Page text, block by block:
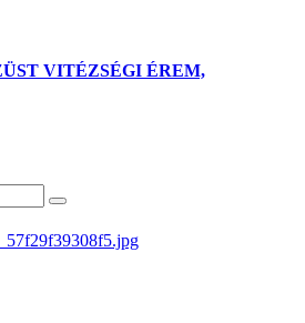
VITÉZSÉGI ÉREM,